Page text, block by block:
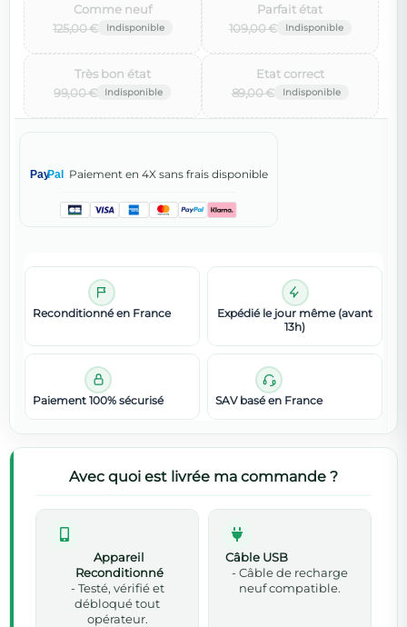
125,00 €
Comme neuf‌
109,00 €
Parfait état‌
99,00 €
Très bon état‌
89,00 €
Etat correct‌
PayPal Paiement en 4X sans frais disponible
Reconditionné en France
Expédié le jour même (avant
13h)
Paiement 100% sécurisé SAV basé en France
Avec quoi est livrée ma commande ?
Appareil
Reconditionné
- Testé, vérifié et
débloqué tout
opérateur.
Câble USB
- Câble de recharge
neuf compatible.